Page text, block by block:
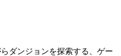
ダンジョンを探索する、ゲー